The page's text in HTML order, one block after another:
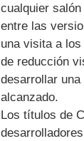
cualquier
entre las
una visita a
de reducción
desarrollar
alcanzado.
Los títulos de